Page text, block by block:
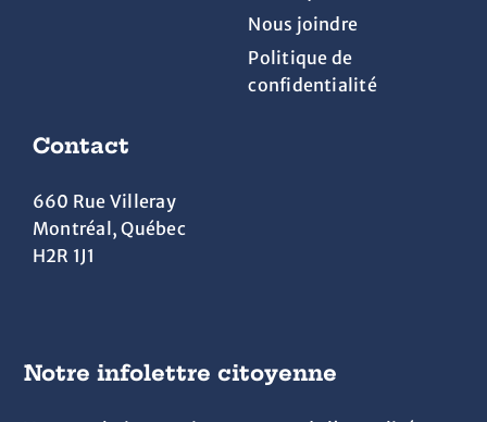
Nous joindre
Politique de
confidentialité
Contact
660 Rue Villeray
Montréal, Québec
H2R 1J1
Notre infolettre citoyenne